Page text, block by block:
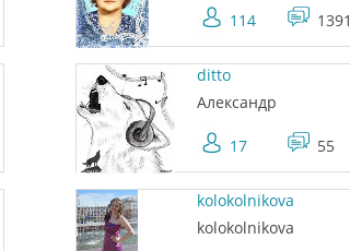
114 1391
ditto
Александр
17 55
kolokolnikova
kolokolnikova